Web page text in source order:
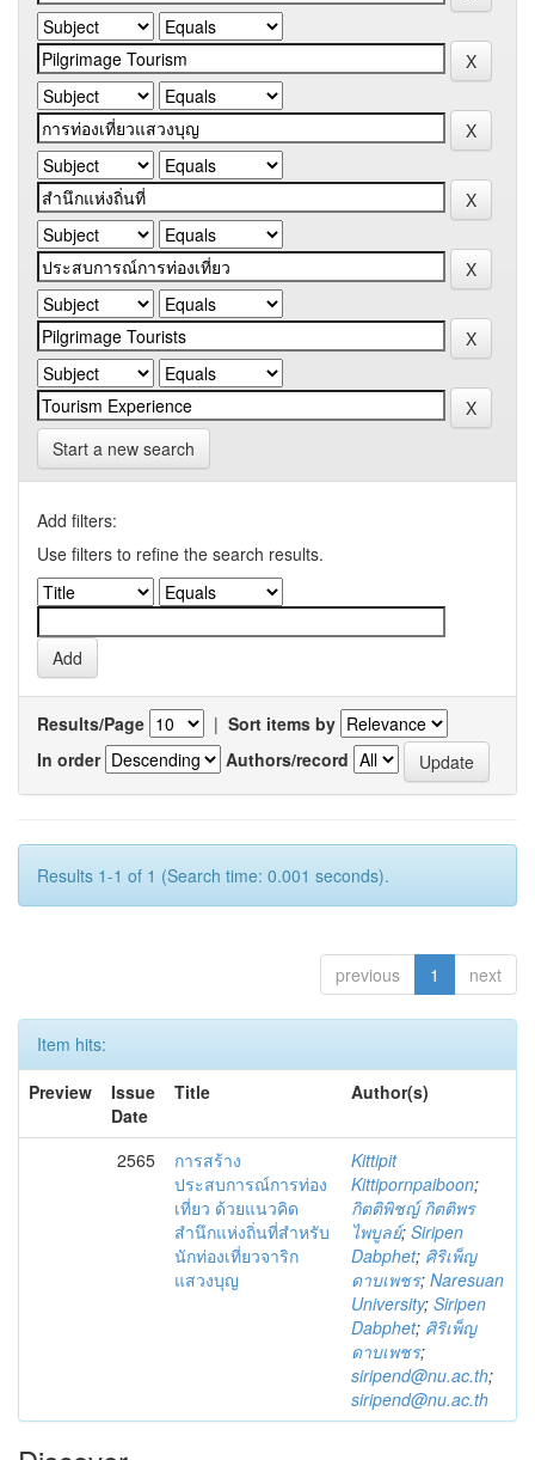
Start a new search
Add filters:
Use filters to refine the search results.
Results/Page | Sort items by
In order
Authors/record
Results 1-1 of 1 (Search time: 0.001 seconds).
previous 1 next
Item hits:
Preview
Issue
Date
Title Author(s)
2565
การสร้าง
ประสบการณ์การท่อง
เที่ยว ด้วยแนวคิด
สำนึกแห่งถิ่นที่สำหรับ
นักท่องเที่ยวจาริก
แสวงบุญ
Kittipit
Kittipornpaiboon;
กิตติพิชญ์ กิตติพร
ไพบูลย์; Siripen
Dabphet; ศิริเพ็ญ
ดาบเพชร; Naresuan
University; Siripen
Dabphet; ศิริเพ็ญ
ดาบเพชร;
siripend@nu.ac.th;
siripend@nu.ac.th